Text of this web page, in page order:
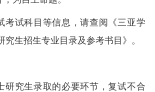
考试科目等信息，请查阅《三亚学
究生招生专业目录及参考书目》。
研究生录取的必要环节，复试不合